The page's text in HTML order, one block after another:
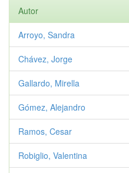
Autor
Arroyo, Sandra
Chávez, Jorge
Gallardo, Mirella
Gómez, Alejandro
Ramos, Cesar
Robiglio, Valentina